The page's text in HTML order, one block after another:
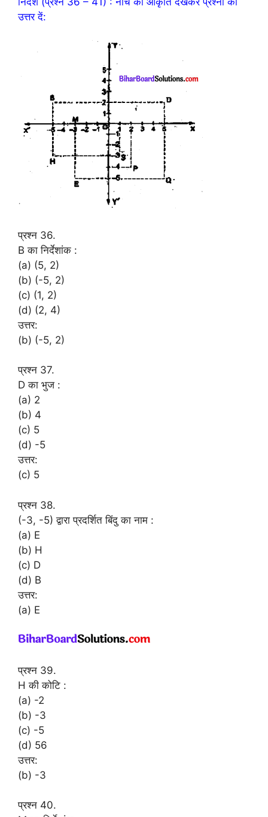
उत्तर दें:
प्रश्न 36.
B का निर्देशांक :
(a) (5, 2)
(b) (-5, 2)
(c) (1, 2)
(d) (2, 4)
उत्तर:
(b) (-5, 2)
प्रश्न 37.
D का भुज :
(a) 2
(b) 4
(c) 5
(d) -5
उत्तर:
(c) 5
प्रश्न 38.
(-3, -5) द्वारा प्रदर्शित बिंदु का नाम :
(a) E
(b) H
(c) D
(d) B
उत्तर:
(a) E
प्रश्न 39.
H की कोटि :
(a) -2
(b) -3
(c) -5
(d) 56
उत्तर:
(b) -3
प्रश्न 40.